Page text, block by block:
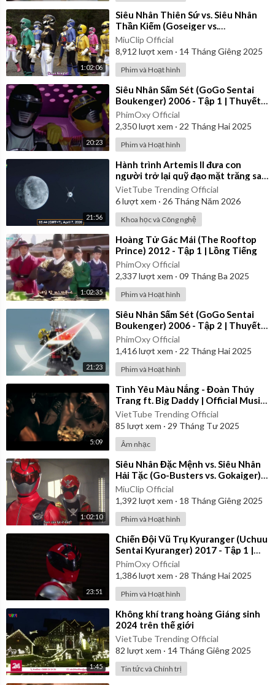
1:02:06
⁣Siêu Nhân Thiên Sứ vs. Siêu Nhân
Thần Kiếm (Goseiger vs.
Shinkenger) | Vietsub
MiuClip Official
8,912 lượt xem · 14 Tháng Giêng 2025
Phim và Hoạt hình
20:23
⁣Siêu Nhân Sấm Sét (GoGo Sentai
Boukenger) 2006 - Tập 1 | Thuyết
Minh
PhimOxy Official
2,350lượt xem · 22 Tháng Hai 2025
Phim và Hoạt hình
21:56
⁣Hành trình Artemis II đưa con
người trở lại quỹ đạo mặt trăng sau
54 năm của NASA
VietTube Trending Official
6lượt xem · 26 Tháng Năm 2026
Khoa học và Công nghệ
1:02:35
⁣Hoàng Tử Gác Mái (The Rooftop
Prince) 2012 - Tập 1 | Lồng Tiếng
PhimOxy Official
2,337lượt xem · 09 Tháng Ba 2025
Phim và Hoạt hình
21:23
⁣Siêu Nhân Sấm Sét (GoGo Sentai
Boukenger) 2006 - Tập 2 | Thuyết
Minh
PhimOxy Official
1,416lượt xem · 22 Tháng Hai 2025
Phim và Hoạt hình
5:09
⁣Tình Yêu Màu Nắng - Đoàn Thúy
Trang ft. Big Daddy | Official Music
Video
VietTube Trending Official
85 lượt xem · 29 Tháng Tư 2025
Âm nhạc
1:02:10
⁣Siêu Nhân Đặc Mệnh vs. Siêu Nhân
Hải Tặc (Go-Busters vs. Gokaiger) |
Vietsub
MiuClip Official
1,392 lượt xem · 18 Tháng Giêng 2025
Phim và Hoạt hình
23:51
⁣Chiến Đội Vũ Trụ Kyuranger (Uchuu
Sentai Kyuranger) 2017 - Tập 1 |
Thuyết Minh
PhimOxy Official
1,386lượt xem · 28 Tháng Hai 2025
Phim và Hoạt hình
1:45
⁣Không khí trang hoàng Giáng sinh
2024 trên thế giới
VietTube Trending Official
82 lượt xem · 14 Tháng Giêng 2025
Tin tức và Chính trị